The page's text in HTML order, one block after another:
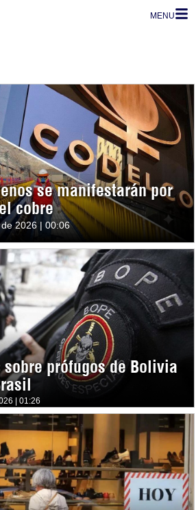
MENU
se manifestarán por
cobre
2026 | 00:06
prófugos de Bolivia
| 01:26